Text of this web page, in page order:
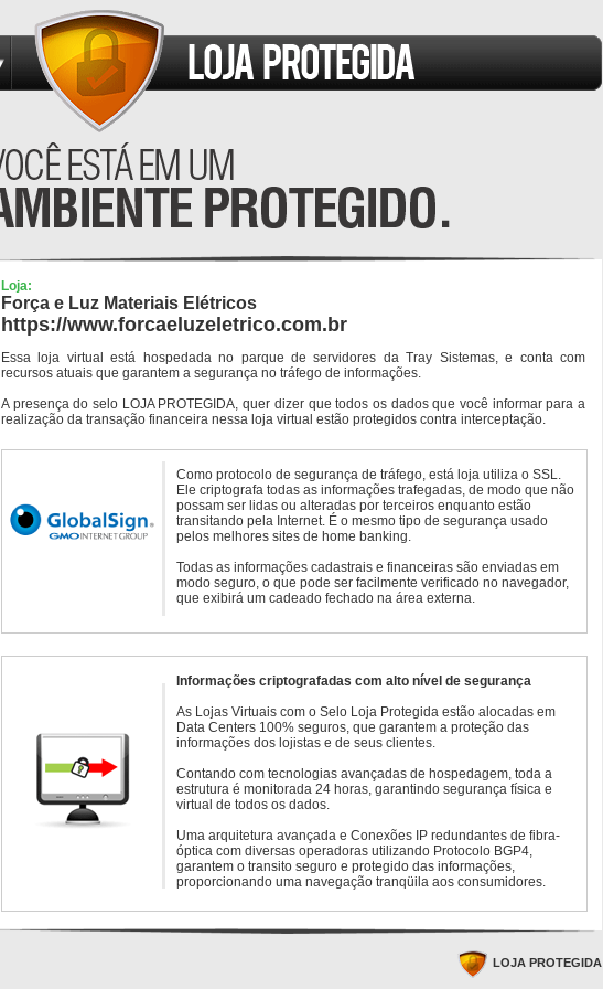
Loja:
Força e Luz Materiais Elétricos
https://www.forcaeluzeletrico.com.br
Essa loja virtual está hospedada no parque de servidores da Tray Sistemas, e conta com
recursos atuais que garantem a segurança no tráfego de informações.
A presença do selo LOJA PROTEGIDA, quer dizer que todos os dados que você informar para a
realização da transação financeira nessa loja virtual estão protegidos contra interceptação.
Como protocolo de segurança de tráfego, está loja utiliza o SSL.
Ele criptografa todas as informações trafegadas, de modo que não
possam ser lidas ou alteradas por terceiros enquanto estão
transitando pela Internet. É o mesmo tipo de segurança usado
pelos melhores sites de home banking.
Todas as informações cadastrais e financeiras são enviadas em
modo seguro, o que pode ser facilmente verificado no navegador,
que exibirá um cadeado fechado na área externa.
Informações criptografadas com alto nível de segurança
As Lojas Virtuais com o Selo Loja Protegida estão alocadas em
Data Centers 100% seguros, que garantem a proteção das
informações dos lojistas e de seus clientes.
Contando com tecnologias avançadas de hospedagem, toda a
estrutura é monitorada 24 horas, garantindo segurança física e
virtual de todos os dados.
Uma arquitetura avançada e Conexões IP redundantes de fibra-
óptica com diversas operadoras utilizando Protocolo BGP4,
garantem o transito seguro e protegido das informações,
proporcionando uma navegação tranqüila aos consumidores.
LOJA PROTEGIDA